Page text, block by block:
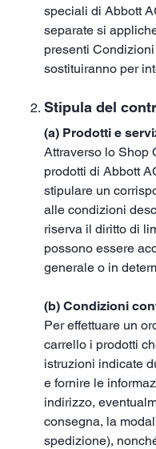
speciali di Abbott
separate si
presenti
sostituiranno per
Stipula del
(a) Prodotti e
Attraverso lo Shop
prodotti di Abbott
stipulare un
alle condizioni
riserva il diritto di
possono essere
generale o in
(b) Condizioni
Per effettuare un
carrello i prodotti
istruzioni indicate
e fornire le
indirizzo,
consegna, la
spedizione),